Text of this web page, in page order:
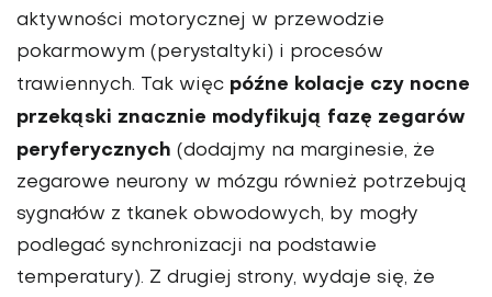
aktywności motorycznej w przewodzie
pokarmowym (perystaltyki) i procesów
trawiennych. Tak więc późne kolacje czy nocne
przekąski znacznie modyfikują fazę zegarów
peryferycznych (dodajmy na marginesie, że
zegarowe neurony w mózgu również potrzebują
sygnałów z tkanek obwodowych, by mogły
podlegać synchronizacji na podstawie
temperatury). Z drugiej strony, wydaje się, że